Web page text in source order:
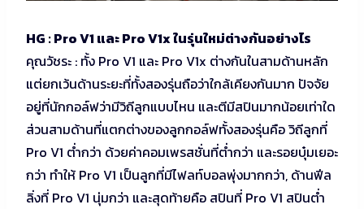
HG : Pro V1 และ Pro V1x ในรุ่นใหม่ต่างกันอย่างไร
คุณวัชระ : ทั้ง Pro V1 และ Pro V1x ต่างกันในสามด้านหลัก
แต่ยกเว้นด้านระยะที่ทั้งสองรุ่นถือว่าใกล้เคียงกันมาก ปัจจัย
อยู่ที่นักกอล์ฟว่ามีวิถีลูกแบบไหน และตีมีสปินมากน้อยเท่าใด
ส่วนสามด้านที่แตกต่างของลูกกอล์ฟทั้งสองรุ่นคือ วิถีลูกที่
Pro V1 ต่ำกว่า ด้วยค่าคอมเพรสชั่นที่ต่ำกว่า และรอยบุ๋มเยอะ
กว่า ทำให้ Pro V1 เป็นลูกที่มีไฟลท์บอลพุ่งมากกว่า, ด้านฟีล
ลิ่งที่ Pro V1 นุ่มกว่า และสุดท้ายคือ สปินที่ Pro V1 สปินต่ำ